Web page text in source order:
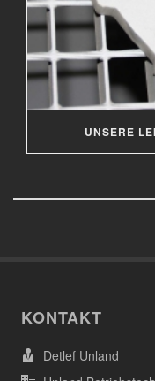
UNSERE
KONTAKT
Detlef Unland